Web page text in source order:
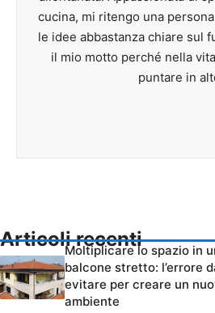
cucina, mi ritengo una
le idee abbastanza chiare sul
il mio motto perché nella
puntare in
Articoli recenti
Moltiplicare lo spazio in
balcone stretto: l’errore
evitare per creare un
ambiente